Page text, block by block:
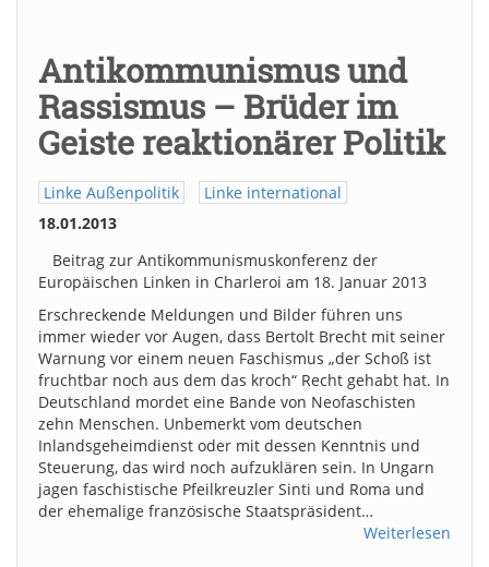
Antikommunismus und
Rassismus – Brüder im
Geiste reaktionärer Politik
Linke Außenpolitik
Linke international
18.01.2013
Beitrag zur Antikommunismuskonferenz der
Europäischen Linken in Charleroi am 18. Januar 2013
Erschreckende Meldungen und Bilder führen uns
immer wieder vor Augen, dass Bertolt Brecht mit seiner
Warnung vor einem neuen Faschismus „der Schoß ist
fruchtbar noch aus dem das kroch“ Recht gehabt hat. In
Deutschland mordet eine Bande von Neofaschisten
zehn Menschen. Unbemerkt vom deutschen
Inlandsgeheimdienst oder mit dessen Kenntnis und
Steuerung, das wird noch aufzuklären sein. In Ungarn
jagen faschistische Pfeilkreuzler Sinti und Roma und
der ehemalige französische Staatspräsident…
Weiterlesen